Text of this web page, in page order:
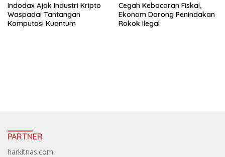
Indodax Ajak Industri Kripto
Waspadai Tantangan
Komputasi Kuantum
Cegah Kebocoran Fiskal,
Ekonom Dorong Penindakan
Rokok Ilegal
PARTNER
harkitnas.com